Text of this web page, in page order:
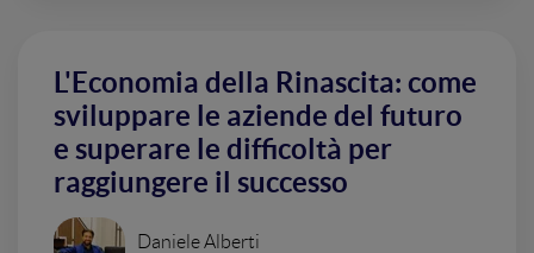
L'Economia della Rinascita: come
sviluppare le aziende del futuro
e superare le difficoltà per
raggiungere il successo
Daniele Alberti